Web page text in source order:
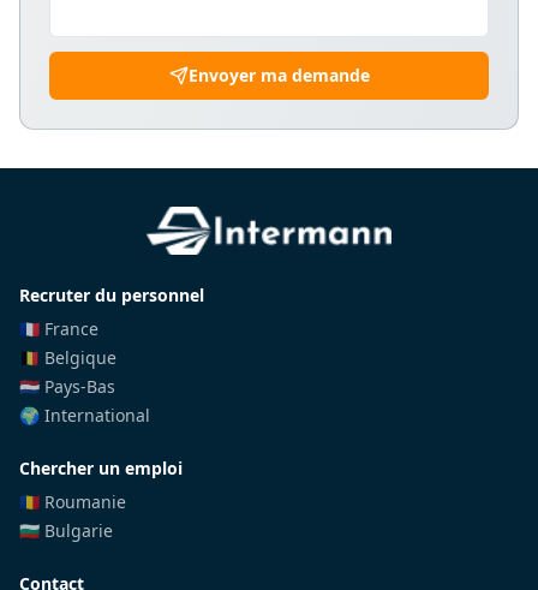
Envoyer ma demande
Recruter du personnel
🇫🇷 France
🇧🇪 Belgique
🇳🇱 Pays-Bas
🌍 International
Chercher un emploi
🇷🇴 Roumanie
🇧🇬 Bulgarie
Contact